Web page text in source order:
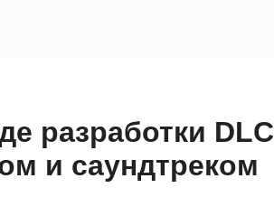
разработки DLC
и саундтреком